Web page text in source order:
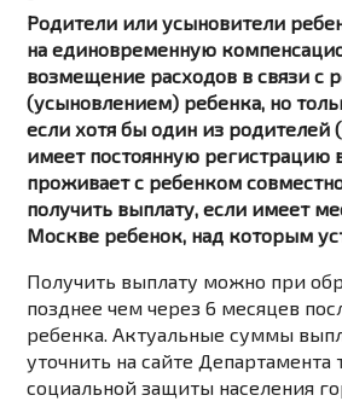
Родители или усыновители
на единовременную
возмещение расходов в связи с
(усыновлением) ребенка, но
если хотя бы один из родителей
имеет постоянную регистрацию
проживает с ребенком
получить выплату, если имеет
Москве ребенок, над которым
Получить выплату можно при
позднее чем через 6 месяцев
ребенка. Актуальные суммы
уточнить на сайте Департамента
социальной защиты населения